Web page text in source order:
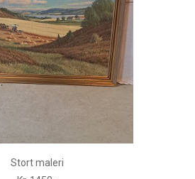
Stort maleri